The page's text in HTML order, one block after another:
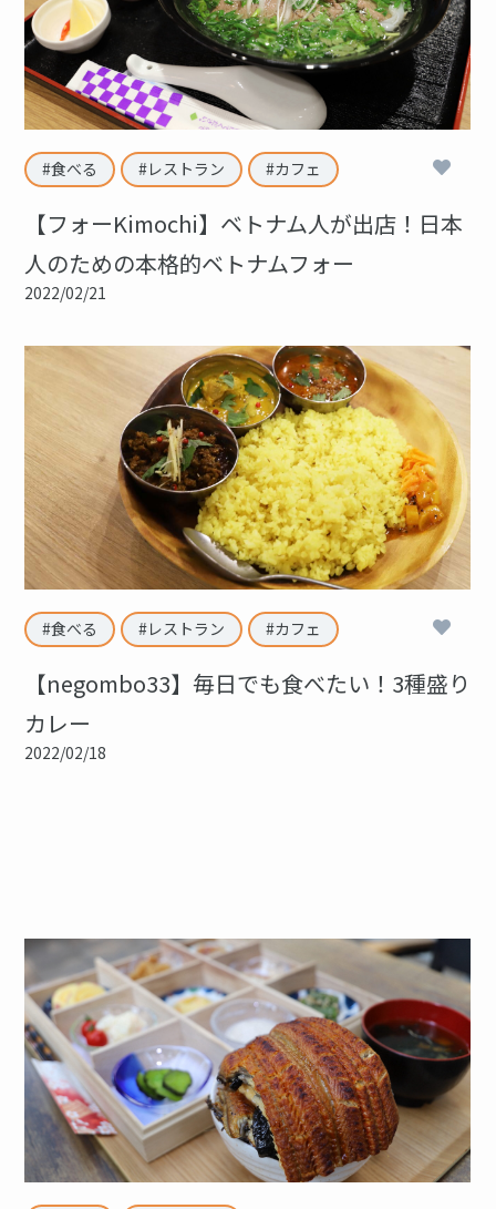
食べる レストラン カフェ
【フォーKimochi】ベトナム人が出店！日本
人のための本格的ベトナムフォー
2022/02/21
食べる レストラン カフェ
【negombo33】毎日でも食べたい！3種盛り
カレー
2022/02/18